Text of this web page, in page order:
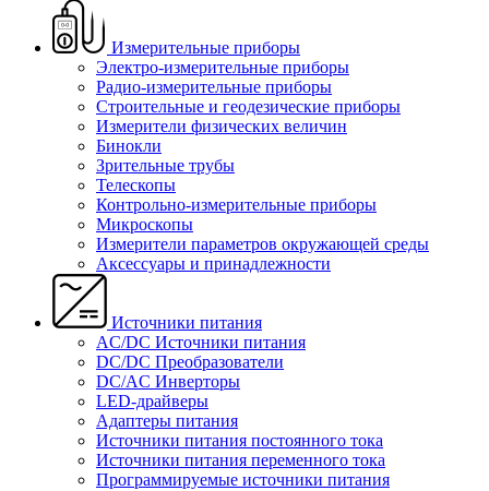
Измерительные приборы
Электро-измерительные приборы
Радио-измерительные приборы
Строительные и геодезические приборы
Измерители физических величин
Бинокли
Зрительные трубы
Телескопы
Контрольно-измерительные приборы
Микроскопы
Измерители параметров окружающей среды
Аксессуары и принадлежности
Источники питания
AC/DC Источники питания
DC/DC Преобразователи
DC/AC Инверторы
LED-драйверы
Адаптеры питания
Источники питания постоянного тока
Источники питания переменного тока
Программируемые источники питания